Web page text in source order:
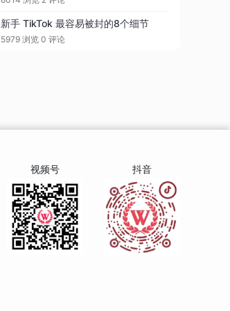
新手 TikTok 最容易被封的8个细节
5979 浏览 0 评论
视频号 抖音